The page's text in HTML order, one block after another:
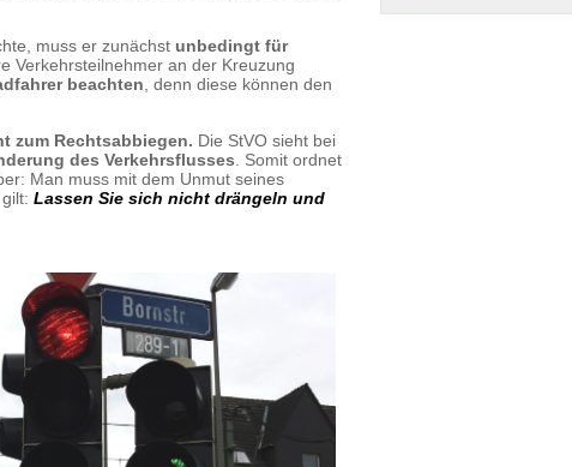
muss er zunächst unbedingt für
Verkehrsteilnehmer an der Kreuzung
beachten , denn diese können den
zum Rechtsabbiegen. Die StVO sieht bei
des Verkehrsflusses . Somit ordnet
Man muss mit dem Unmut seines
Lassen Sie sich nicht drängeln und